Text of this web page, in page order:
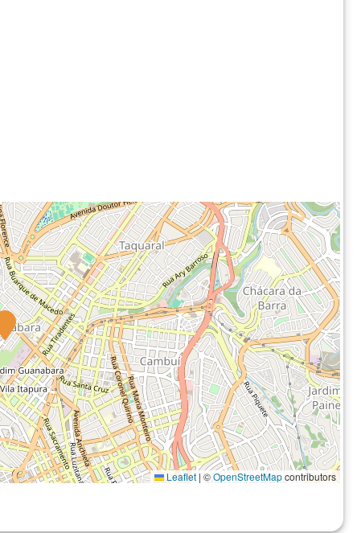
Leaflet | ©OpenStreetMapcontributors